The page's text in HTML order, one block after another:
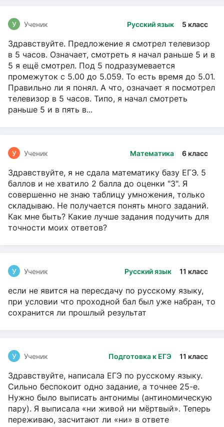
Русский язык 5 класс
У Ученик
Здравствуйте. Предложение я смотрел телевизор
в 5 часов. Означает, смотреть я начал раньше 5 и в
5 я ещё смотрел. Под 5 подразумевается
промежуток с 5.00 до 5.059. То есть время до 5.01.
Правильно ли я понял. А что, означает я посмотрел
телевизор в 5 часов. Типо, я начал смотреть
раньше 5 и в пять в...
Математика 6 класс
У Ученик
Здравствуйте, я не сдала математику базу ЕГЭ. 5
баллов и не хватило 2 балла до оценки "3". Я
совершенно не знаю таблицу умножения, только
складываю. Не получается понять много заданий.
Как мне быть? Какие лучше задания подучить для
точности моих ответов?
Русский язык 11 класс
У Ученик
если не явится на пересдачу по русскому языку,
при условии что проходной бал был уже набран, то
сохранится ли прошлый результат
Подготовка к ЕГЭ 11 класс
У Ученик
Здравствуйте, написала ЕГЭ по русскому языку.
Сильно беспокоит одно задание, а точнее 25-е.
Нужно было выписать антонимы (антиномическую
пару). Я выписала «ни живой ни мёртвый». Теперь
переживаю, засчитают ли «ни» в ответе